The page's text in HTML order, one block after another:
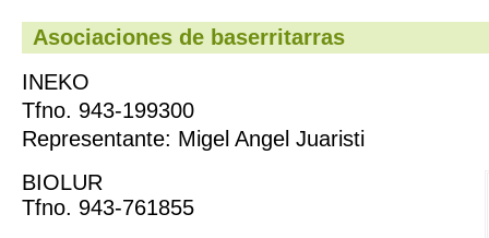
Asociaciones de baserritarras
INEKO
Tfno. 943-199300
Representante: Migel Angel Juaristi
BIOLUR
Tfno. 943-761855